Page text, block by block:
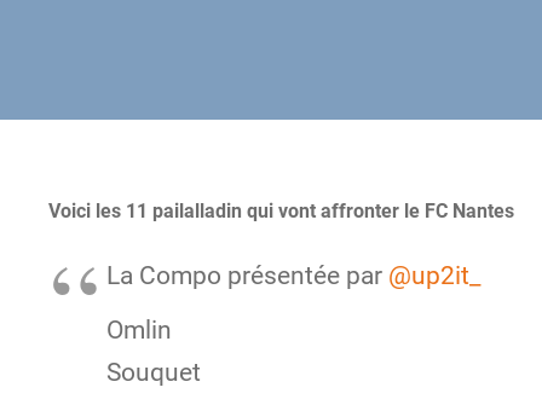
Voici les 11 pailalladin qui vont affronter le FC Nantes
La Compo présentée par @up2it_
Omlin
Souquet